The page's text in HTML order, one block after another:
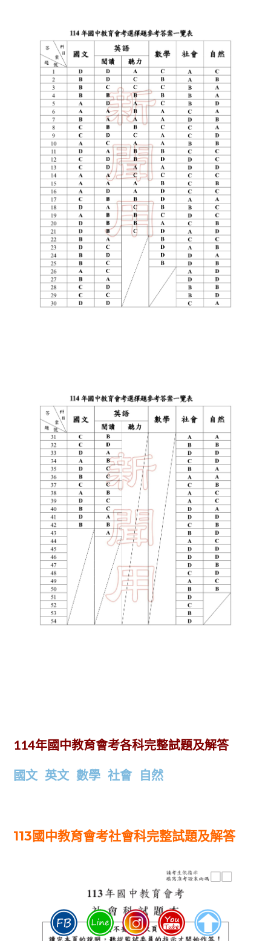
114年國中教育會考各科完整試題及解答
國文 英文 數學 社會 自然
113國中教育會考社會科完整試題及解答